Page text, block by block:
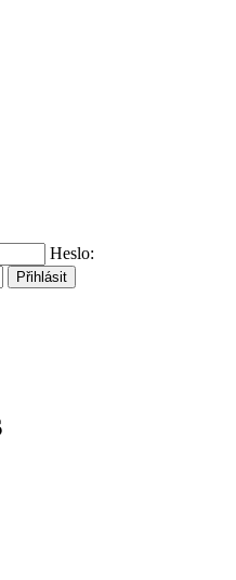
Heslo: